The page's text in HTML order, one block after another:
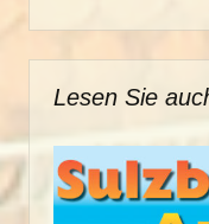
Lesen Sie